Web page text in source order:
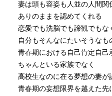
妻は頭も容姿も人並の人間
ありのままを認めてくれる
恋愛でも洗脳でも諦観でもな
自分もそんなにたいそうなも
青春期における自己肯定自己
ちゃんといる家族でなく
高校生なのに在る夢想の妻が
青春期の妄想限界を越えた先